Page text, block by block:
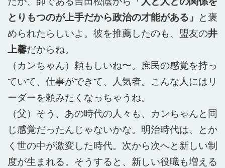
とりもつのが上手だから政治の才能がある」 と褒
められたらしいよ。彼を推薦したのも、盟友の井
上馨だからね。
（カンちゃん）頼もしいね〜。庶民の感覚を持っ
ていて、仕事ができて、人気者。こんな人にはリ
ーダーを頼みたくなっちゃうね。
（父）そう、あの時代の人々も、カンちゃんと同
じ感覚だったんじゃないかな。明治時代は、とか
く世の中が激変した時代。次から次へと新しい制
度が生まれる。そうすると、新しい役職も増える